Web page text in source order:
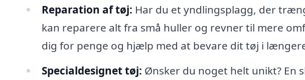
Reparation af tøj: Har du et yndlingsplagg, der
kan reparere alt fra små huller og revner til mere
dig for penge og hjælp med at bevare dit tøj i
Specialdesignet tøj: Ønsker du noget helt unikt? En